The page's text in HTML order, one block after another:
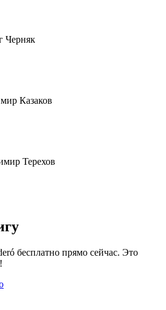
Черняк
Казаков
Терехов
бесплатно прямо сейчас. Это